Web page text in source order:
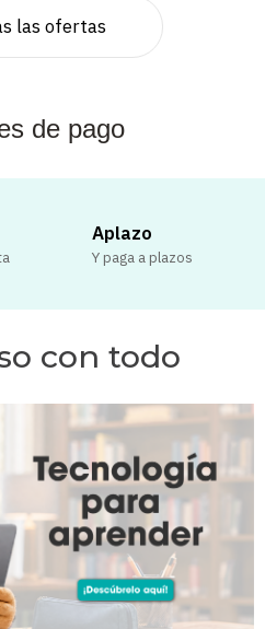
las ofertas
de pago
Aplazo
Y paga a plazos
con todo